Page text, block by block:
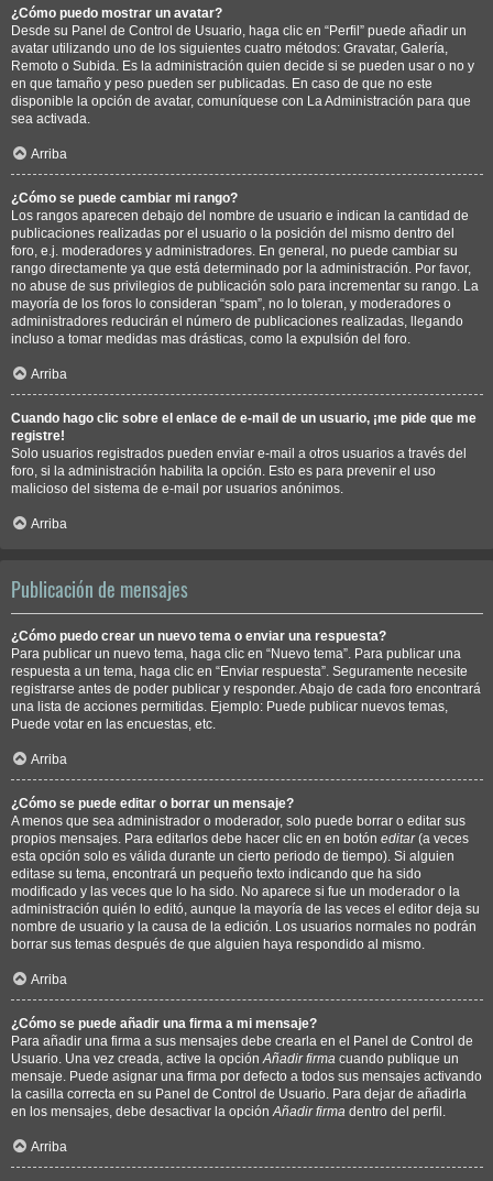
¿Cómo puedo mostrar un avatar?
Desde su Panel de Control de Usuario, haga clic en “Perfil” puede añadir un
avatar utilizando uno de los siguientes cuatro métodos: Gravatar, Galería,
Remoto o Subida. Es la administración quien decide si se pueden usar o no y
en que tamaño y peso pueden ser publicadas. En caso de que no este
disponible la opción de avatar, comuníquese con La Administración para que
sea activada.
Arriba
¿Cómo se puede cambiar mi rango?
Los rangos aparecen debajo del nombre de usuario e indican la cantidad de
publicaciones realizadas por el usuario o la posición del mismo dentro del
foro, e.j. moderadores y administradores. En general, no puede cambiar su
rango directamente ya que está determinado por la administración. Por favor,
no abuse de sus privilegios de publicación solo para incrementar su rango. La
mayoría de los foros lo consideran “spam”, no lo toleran, y moderadores o
administradores reducirán el número de publicaciones realizadas, llegando
incluso a tomar medidas mas drásticas, como la expulsión del foro.
Arriba
Cuando hago clic sobre el enlace de e-mail de un usuario, ¡me pide que me
registre!
Solo usuarios registrados pueden enviar e-mail a otros usuarios a través del
foro, si la administración habilita la opción. Esto es para prevenir el uso
malicioso del sistema de e-mail por usuarios anónimos.
Arriba
Publicación de mensajes
¿Cómo puedo crear un nuevo tema o enviar una respuesta?
Para publicar un nuevo tema, haga clic en “Nuevo tema”. Para publicar una
respuesta a un tema, haga clic en “Enviar respuesta”. Seguramente necesite
registrarse antes de poder publicar y responder. Abajo de cada foro encontrará
una lista de acciones permitidas. Ejemplo: Puede publicar nuevos temas,
Puede votar en las encuestas, etc.
Arriba
¿Cómo se puede editar o borrar un mensaje?
A menos que sea administrador o moderador, solo puede borrar o editar sus
propios mensajes. Para editarlos debe hacer clic en en botón editar(a veces
esta opción solo es válida durante un cierto periodo de tiempo). Si alguien
editase su tema, encontrará un pequeño texto indicando que ha sido
modificado y las veces que lo ha sido. No aparece si fue un moderador o la
administración quién lo editó, aunque la mayoría de las veces el editor deja su
nombre de usuario y la causa de la edición. Los usuarios normales no podrán
borrar sus temas después de que alguien haya respondido al mismo.
Arriba
¿Cómo se puede añadir una firma a mi mensaje?
Para añadir una firma a sus mensajes debe crearla en el Panel de Control de
Usuario. Una vez creada, active la opción Añadir firma cuando publique un
mensaje. Puede asignar una firma por defecto a todos sus mensajes activando
la casilla correcta en su Panel de Control de Usuario. Para dejar de añadirla
en los mensajes, debe desactivar la opción Añadir firma dentro del perfil.
Arriba